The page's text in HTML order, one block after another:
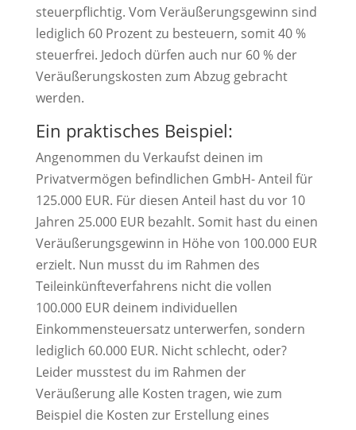
steuerpflichtig. Vom Veräußerungsgewinn sind
lediglich 60 Prozent zu besteuern, somit 40 %
steuerfrei. Jedoch dürfen auch nur 60 % der
Veräußerungskosten zum Abzug gebracht
werden.
Ein praktisches Beispiel:
Angenommen du Verkaufst deinen im
Privatvermögen befindlichen GmbH- Anteil für
125.000 EUR. Für diesen Anteil hast du vor 10
Jahren 25.000 EUR bezahlt. Somit hast du einen
Veräußerungsgewinn in Höhe von 100.000 EUR
erzielt. Nun musst du im Rahmen des
Teileinkünfteverfahrens nicht die vollen
100.000 EUR deinem individuellen
Einkommensteuersatz unterwerfen, sondern
lediglich 60.000 EUR. Nicht schlecht, oder?
Leider musstest du im Rahmen der
Veräußerung alle Kosten tragen, wie zum
Beispiel die Kosten zur Erstellung eines